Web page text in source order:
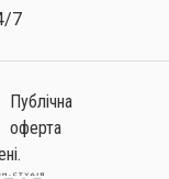
7
Публічна
оферта